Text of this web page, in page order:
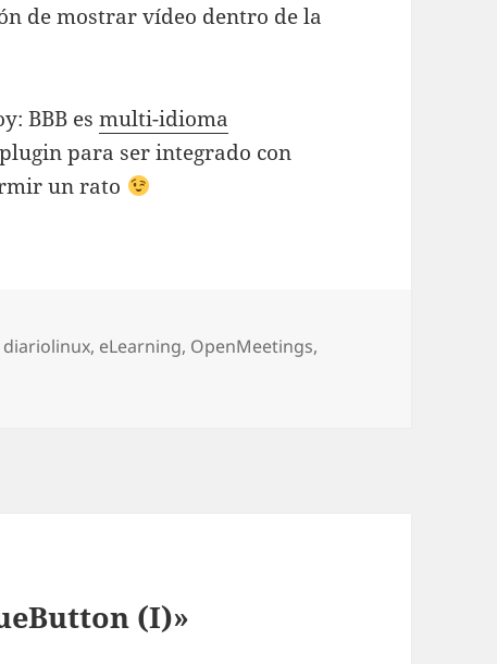
de mostrar vídeo dentro de la
BBB esmulti-idioma
para ser integrado con
un rato
diariolinux, eLearning, OpenMeetings,
(I)»